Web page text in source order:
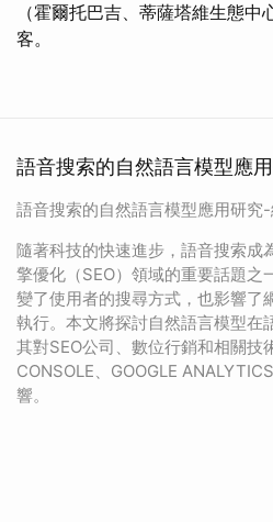
（霍爾托巴吉、蒂薩塔維生態
客。
語音搜索的自然語言模型應
語音搜索的自然語言模型應用研究
隨著科技的快速進步，語音搜索成
擎優化（SEO）領域的重要話題之
變了使用者的搜尋方式，也影響了
執行。本文將探討自然語言模型在
其對SEO公司、數位行銷和相關技
CONSOLE、GOOGLE
響。